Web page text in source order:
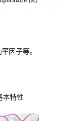
因子等。
本特性